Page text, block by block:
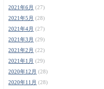
2021年6月 (27)
2021年5月 (28)
2021年4月 (27)
2021年3月 (29)
2021年2月 (22)
2021年1月 (29)
2020年12月 (28)
2020年11月 (28)